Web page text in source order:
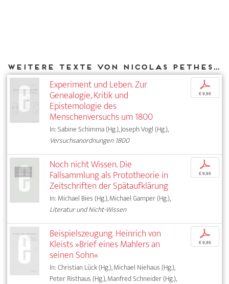
Weitere Texte von Nicolas Pethes bei DIAPHANES
Experiment und Leben. Zur
Genealogie, Kritik und
Epistemologie des
Menschenversuchs um 1800
In: Sabine Schimma (Hg.), Joseph Vogl (Hg.),
Versuchsanordnungen 1800
p
€ 9,95
Noch nicht Wissen. Die
Fallsammlung als Prototheorie in
Zeitschriften der Spätaufklärung
In: Michael Bies (Hg.), Michael Gamper (Hg.),
Literatur und Nicht-Wissen
p
€ 9,95
Beispielszeugung. Heinrich von
Kleists »Brief eines Mahlers an
seinen Sohn«
In: Christian Lück (Hg.), Michael Niehaus (Hg.),
Peter Risthaus (Hg.), Manfred Schneider (Hg.),
p
€ 9,95